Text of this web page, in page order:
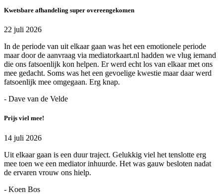
Kwetsbare afhandeling super overeengekomen
22 juli 2026
In de periode van uit elkaar gaan was het een emotionele periode
maar door de aanvraag via mediatorkaart.nl hadden we vlug iemand
die ons fatsoenlijk kon helpen. Er werd echt los van elkaar met ons
mee gedacht. Soms was het een gevoelige kwestie maar daar werd
fatsoenlijk mee omgegaan. Erg knap.
- Dave van de Velde
Prijs viel mee!
14 juli 2026
Uit elkaar gaan is een duur traject. Gelukkig viel het tenslotte erg
mee toen we een mediator inhuurde. Het was gauw besloten nadat
de ervaren vrouw ons hielp.
- Koen Bos